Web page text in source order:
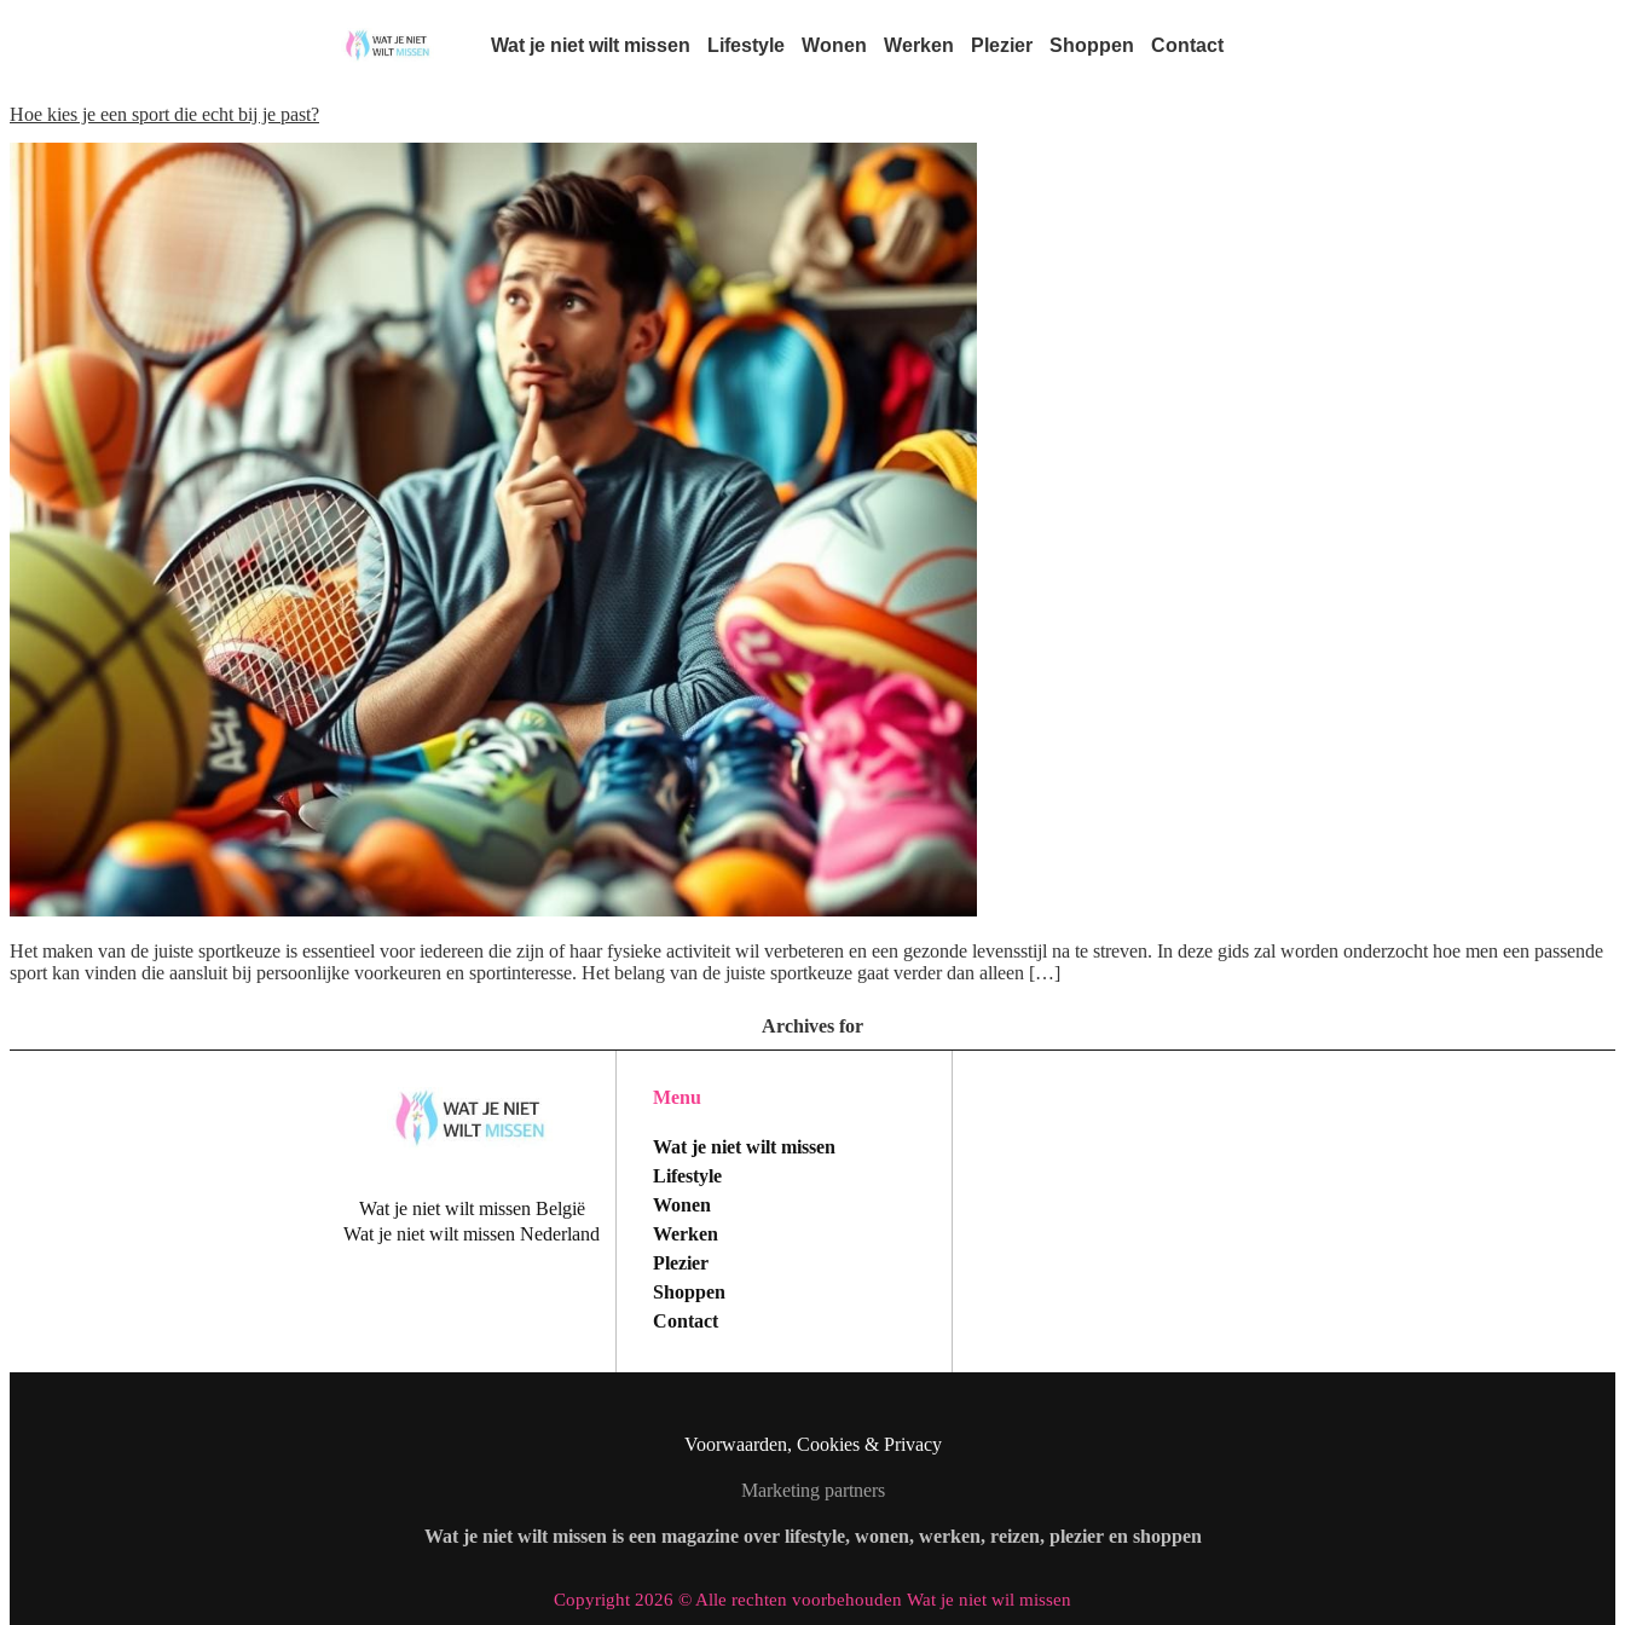
Wat je niet wilt missen Lifestyle Wonen Werken Plezier Shoppen Contact
Hoe kies je een sport die echt bij je past?
Het maken van de juiste sportkeuze is essentieel voor iedereen die zijn of haar fysieke activiteit wil verbeteren en een gezonde levensstijl na te streven. In deze gids zal worden onderzocht hoe men een passende
sport kan vinden die aansluit bij persoonlijke voorkeuren en sportinteresse. Het belang van de juiste sportkeuze gaat verder dan alleen […]
Archives for
Wat je niet wilt missen België
Wat je niet wilt missen Nederland
Menu
Wat je niet wilt missen
Lifestyle
Wonen
Werken
Plezier
Shoppen
Contact
Voorwaarden, Cookies & Privacy
Marketing partners
Wat je niet wilt missen is een magazine over lifestyle, wonen, werken, reizen, plezier en shoppen
Copyright 2026 © Alle rechten voorbehouden Wat je niet wil missen